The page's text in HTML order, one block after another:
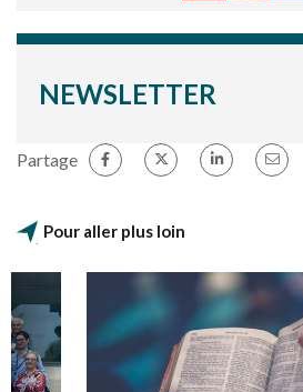
NEWSLETTER
Partage
Pour aller plus loin